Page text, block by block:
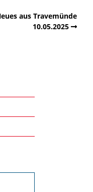
aus Travemünde
10.05.2025